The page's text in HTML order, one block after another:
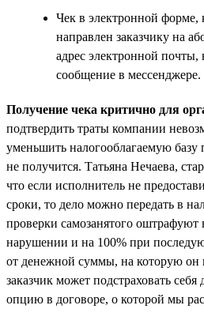
Чек в электронной
направлен заказчику на
адрес электронной почты,
сообщение в мессенджере.
Получение чека критично для
подтвердить траты компании
уменьшить налогооблагаемую базу
не получится. Татьяна Нечаева,
что если исполнитель не
сроки, то дело можно передать в
проверки самозанятого
нарушении и на 100% при
от денежной суммы, на которую он
заказчик может подстраховать
опцию в договоре, о которой мы